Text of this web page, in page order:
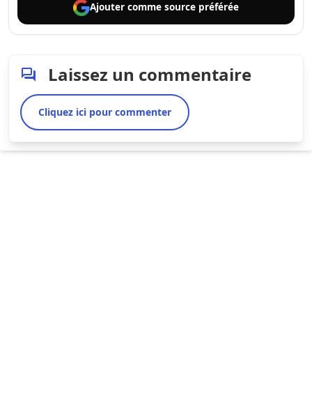
Ajouter comme source préférée
Laissez un commentaire
Cliquez ici pour commenter